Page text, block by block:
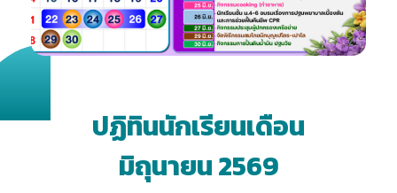
ปฏิทินนักเรียนเดือน
มิถุนายน 2569